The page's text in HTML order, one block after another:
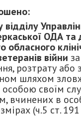
відділу
ОДА та
обласного
війни за
розтрату або
шляхом
своїм
вчинених в
(ч.5 ст.